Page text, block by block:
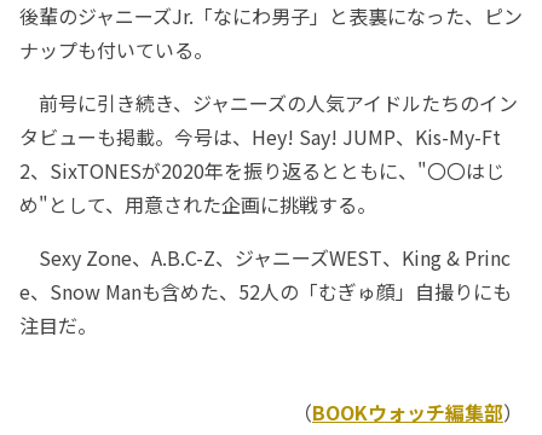
後輩のジャニーズJr.「なにわ男子」と表裏になった、ピン
ナップも付いている。
前号に引き続き、ジャニーズの人気アイドルたちのイン
タビューも掲載。今号は、Hey! Say! JUMP、Kis-My-Ft
2、SixTONESが2020年を振り返るとともに、"〇〇はじ
め"として、用意された企画に挑戦する。
Sexy Zone、A.B.C-Z、ジャニーズWEST、King & Princ
e、Snow Manも含めた、52人の「むぎゅ顔」自撮りにも
注目だ。
（BOOKウォッチ編集部）